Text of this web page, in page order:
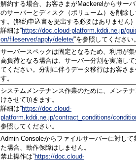
解約する場合、お客さまがMackerelからサー
のサーバーとディスク（ボリューム）を削除
す。(解約申込書を提出する必要はありません)
詳細は”https://doc.cloud-platform.kddi.ne.jp/
on/fileserver/apply/delete/”を参照してください
サーバースペックは固定となるため、利用が
高負荷となる場合は、サーバー分割を実施し
てください。分割に伴うデータ移行はお客さ
す。
システムメンテナンス作業のために、メンテ
けさせて頂きます。
詳細は”https://doc.cloud-
platform.kddi.ne.jp/contract_conditions/
参照してください。
Admin Consoleからファイルサーバーに対して
た場合、動作保障はしません。
禁止操作は”https://doc.cloud-